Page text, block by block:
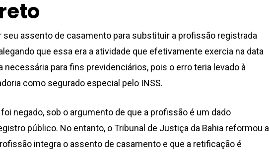
seu assento de casamento para substituir a profissão registrada
que essa era a atividade que efetivamente exercia na data
necessária para fins previdenciários, pois o erro teria levado à
como segurado especial pelo INSS.
negado, sob o argumento de que a profissão é um dado
público. No entanto, o Tribunal de Justiça da Bahia reformou a
integra o assento de casamento e que a retificação é